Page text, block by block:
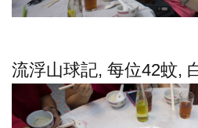
流浮山球記, 每位42蚊,